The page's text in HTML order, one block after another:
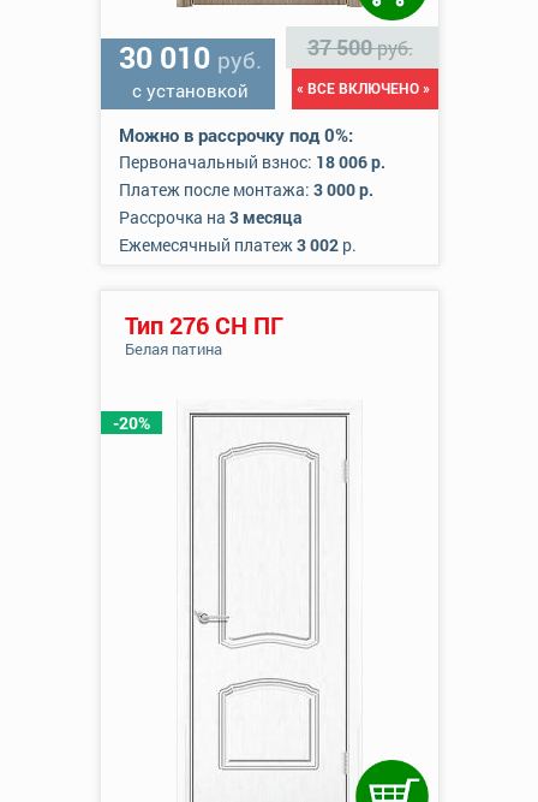
30 010 руб.
с установкой
37 500руб.
« ВСЕ ВКЛЮЧЕНО »
Можно в рассрочку под 0%:
Первоначальный взнос: 18 006 р.
Платеж после монтажа: 3 000 р.
Рассрочка на 3 месяца
Ежемесячный платеж3 002р.
-20%
Тип 276 СН ПГ
Белая патина